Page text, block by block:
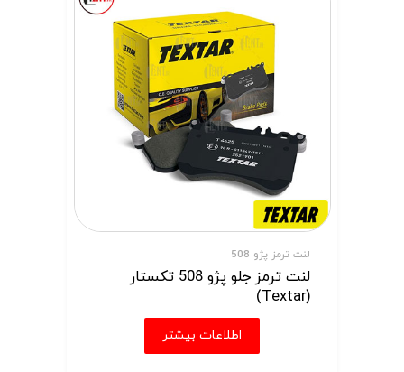
لنت ترمز پژو 508
لنت ترمز جلو پژو 508 تکستار
(Textar)
اطلاعات بیشتر